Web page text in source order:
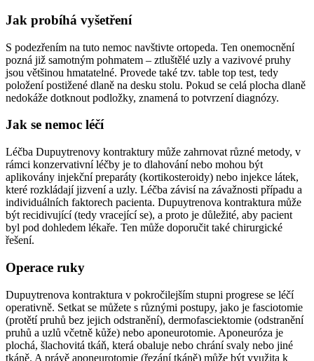
Jak probíhá vyšetření
S podezřením na tuto nemoc navštivte ortopeda. Ten onemocnění
pozná již samotným pohmatem – ztluštělé uzly a vazivové pruhy
jsou většinou hmatatelné. Provede také tzv. table top test, tedy
položení postižené dlaně na desku stolu. Pokud se celá plocha dlaně
nedokáže dotknout podložky, znamená to potvrzení diagnózy.
Jak se nemoc léčí
Léčba Dupuytrenovy kontraktury může zahrnovat různé metody, v
rámci konzervativní léčby je to dlahování nebo mohou být
aplikovány injekční preparáty (kortikosteroidy) nebo injekce látek,
které rozkládají jizvení a uzly. Léčba závisí na závažnosti případu a
individuálních faktorech pacienta. Dupuytrenova kontraktura může
být recidivující (tedy vracející se), a proto je důležité, aby pacient
byl pod dohledem lékaře. Ten může doporučit také chirurgické
řešení.
Operace ruky
Dupuytrenova kontraktura v pokročilejším stupni progrese se léčí
operativně. Setkat se můžete s různými postupy, jako je fasciotomie
(protětí pruhů bez jejich odstranění), dermofasciektomie (odstranění
pruhů a uzlů včetně kůže) nebo aponeurotomie. Aponeuróza je
plochá, šlachovitá tkáň, která obaluje nebo chrání svaly nebo jiné
tkáně. A právě aponeurotomie (řezání tkáně) může být využita k